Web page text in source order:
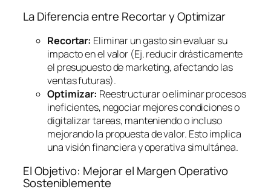
La Diferencia entre Recortar y Optimizar
Recortar: Eliminar un gasto sin evaluar su
impacto en el valor (Ej. reducir drásticamente
el presupuesto de marketing, afectando las
ventas futuras).
Optimizar: Reestructurar o eliminar procesos
ineficientes, negociar mejores condiciones o
digitalizar tareas, manteniendo o incluso
mejorando la propuesta de valor. Esto implica
una visión financiera y operativa simultánea.
El Objetivo: Mejorar el Margen Operativo
Sosteniblemente